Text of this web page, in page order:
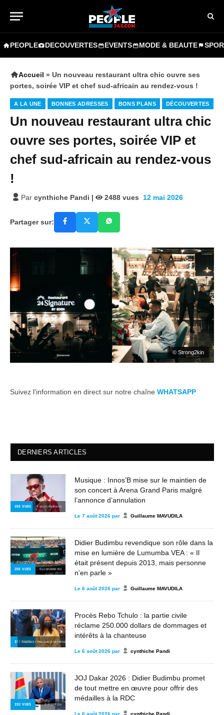
PEOPLE DECOUVERTES EVENTS MODE & BEAUTE
Accueil » Un nouveau restaurant ultra chic ouvre ses
portes, soirée VIP et chef sud-africain au rendez-vous !
A LA UNE BONNES ADRESSES BONS PLANS DÉCOUVERTES
Un nouveau restaurant ultra chic
ouvre ses portes, soirée VIP et
chef sud-africain au rendez-vous
!
Par cynthiche Pandi | 2488 vues 12 mai 2026
Partager sur:
© Strong2kin
Suivez l'information en direct sur notre chaîne WHATSAPP
DERNIERS ARTICLES
255 VUES © MUSIC IN AFRICA
Musique : Innos’B mise sur le maintien de
son concert à Arena Grand Paris malgré
l’annonce d’annulation
Le 7 août 2026 par Guillaume MAVUDILA
255 VUES © LUMUMBA VEA
Didier Budimbu revendique son rôle dans la
mise en lumière de Lumumba VEA : « Il
était présent depuis 2013, mais personne
n’en parle »
Le 6 août 2026 par Guillaume MAVUDILA
313 VUES
© AGENCE CONGOLAISE DE PRESSE
Procès Rebo Tchulo : la partie civile
réclame 250.000 dollars de dommages et
intérêts à la chanteuse
Le 6 août 2026 par cynthiche Pandi
332 VUES © WIKIPÉDIA
JOJ Dakar 2026 : Didier Budimbu promet
de tout mettre en œuvre pour offrir des
médailles à la RDC
Le 6 août 2026 par cynthiche Pandi